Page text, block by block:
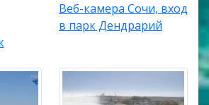
Веб-камера Сочи, вход
в парк Дендрарий